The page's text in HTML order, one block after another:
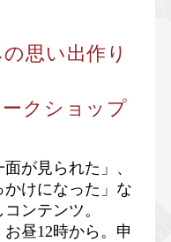
思い出作り
クショップ
が見られた」、
かけになった」な
ンテンツ。
昼12時から。申